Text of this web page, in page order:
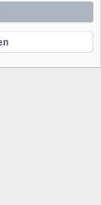
Ltd.